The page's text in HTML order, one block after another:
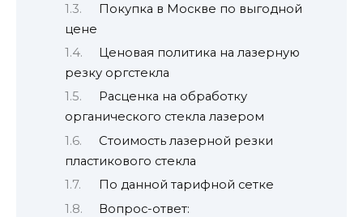
Покупка в Москве по выгодной
цене
Ценовая политика на лазерную
резку оргстекла
Расценка на обработку
органического стекла лазером
Стоимость лазерной резки
пластикового стекла
По данной тарифной сетке
Вопрос-ответ: